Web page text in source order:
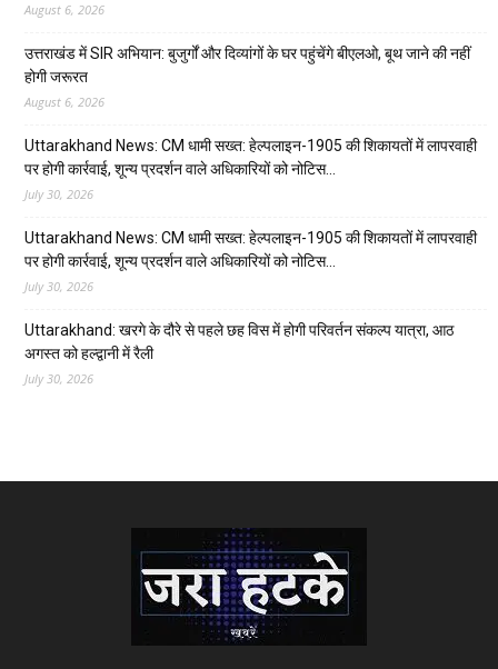
August 6, 2026
उत्तराखंड में SIR अभियान: बुजुर्गों और दिव्यांगों के घर पहुंचेंगे बीएलओ, बूथ जाने की नहीं
होगी जरूरत
August 6, 2026
Uttarakhand News: CM धामी सख्त: हेल्पलाइन-1905 की शिकायतों में लापरवाही
पर होगी कार्रवाई, शून्य प्रदर्शन वाले अधिकारियों को नोटिस…
July 30, 2026
Uttarakhand News: CM धामी सख्त: हेल्पलाइन-1905 की शिकायतों में लापरवाही
पर होगी कार्रवाई, शून्य प्रदर्शन वाले अधिकारियों को नोटिस…
July 30, 2026
Uttarakhand: खरगे के दौरे से पहले छह विस में होगी परिवर्तन संकल्प यात्रा, आठ
अगस्त को हल्द्वानी में रैली
July 30, 2026